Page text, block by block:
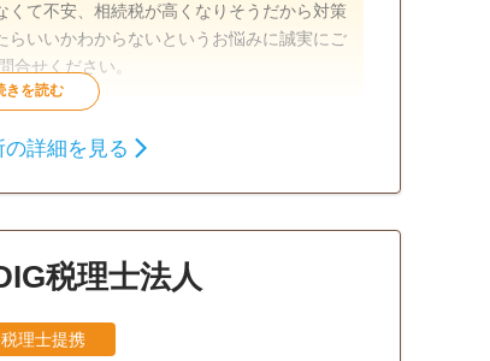
て不安、相続税が高くなりそうだから対策
いいかわからないというお悩みに誠実にご
合せください。
財産調査 相続税申告
の詳細を見る
税理士法人
理士提携